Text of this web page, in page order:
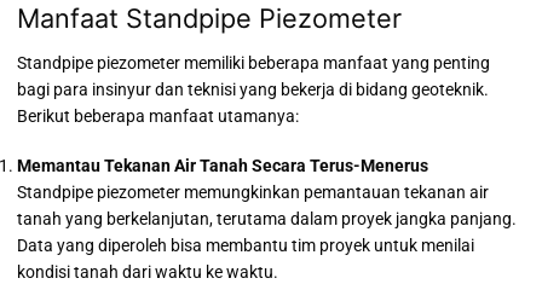
Manfaat Standpipe Piezometer
Standpipe piezometer memiliki beberapa manfaat yang penting
bagi para insinyur dan teknisi yang bekerja di bidang geoteknik.
Berikut beberapa manfaat utamanya:
Memantau Tekanan Air Tanah Secara Terus-Menerus
Standpipe piezometer memungkinkan pemantauan tekanan air
tanah yang berkelanjutan, terutama dalam proyek jangka panjang.
Data yang diperoleh bisa membantu tim proyek untuk menilai
kondisi tanah dari waktu ke waktu.